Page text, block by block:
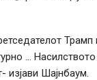
Трамп
…
изјави Шајнбаум.